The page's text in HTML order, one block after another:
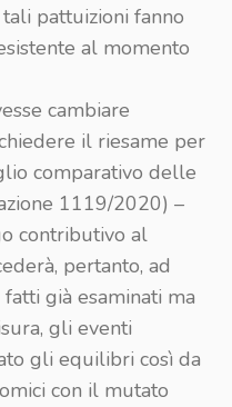
pattuizioni fanno
al momento
cambiare
il riesame per
comparativo delle
1119/2020) –
contributivo al
pertanto, ad
già esaminati ma
gli eventi
gli equilibri così da
con il mutato